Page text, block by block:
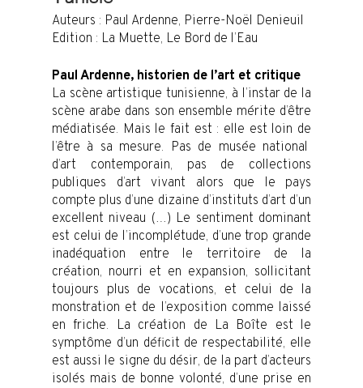
Auteurs : Paul Ardenne, Pierre-Noël Denieuil
Edition : La Muette, Le Bord de l’Eau
Paul Ardenne, historien de l’art et critique
La scène artistique tunisienne, à l’instar de la
scène arabe dans son ensemble mérite d’être
médiatisée. Mais le fait est : elle est loin de
l’être à sa mesure. Pas de musée national
d’art contemporain, pas de collections
publiques d’art vivant alors que le pays
compte plus d’une dizaine d’instituts d’art d’un
excellent niveau (…) Le sentiment dominant
est celui de l’incomplétude, d’une trop grande
inadéquation entre le territoire de la
création, nourri et en expansion, sollicitant
toujours plus de vocations, et celui de la
monstration et de l’exposition comme laissé
en friche. La création de La Boîte est le
symptôme d’un déficit de respectabilité, elle
est aussi le signe du désir, de la part d’acteurs
isolés mais de bonne volonté, d’une prise en